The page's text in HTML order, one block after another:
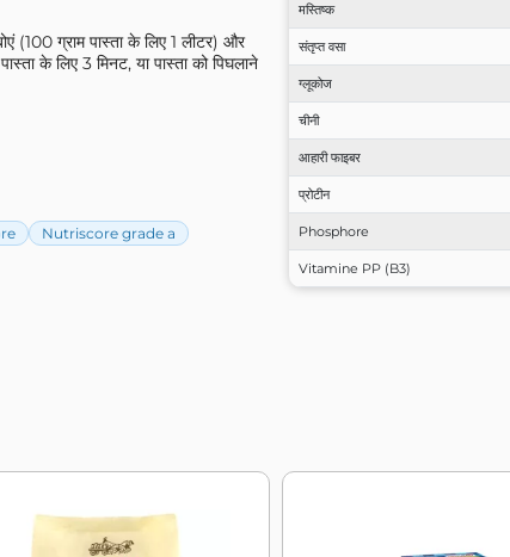
(100 ग्राम पास्ता के लिए 1 लीटर) और
के लिए 3 मिनट, या पास्ता को पिघलाने
Nutriscore grade a
मस्तिष्क
संतृप्त वसा
ग्लूकोज
चीनी
आहारी फाइबर
प्रोटीन
Phosphore
Vitamine PP (B3)